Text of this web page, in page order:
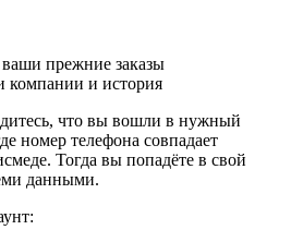
прежние заказы
компании и история
что вы вошли в нужный
номер телефона совпадает
Тогда вы попадёте в свой
данными.